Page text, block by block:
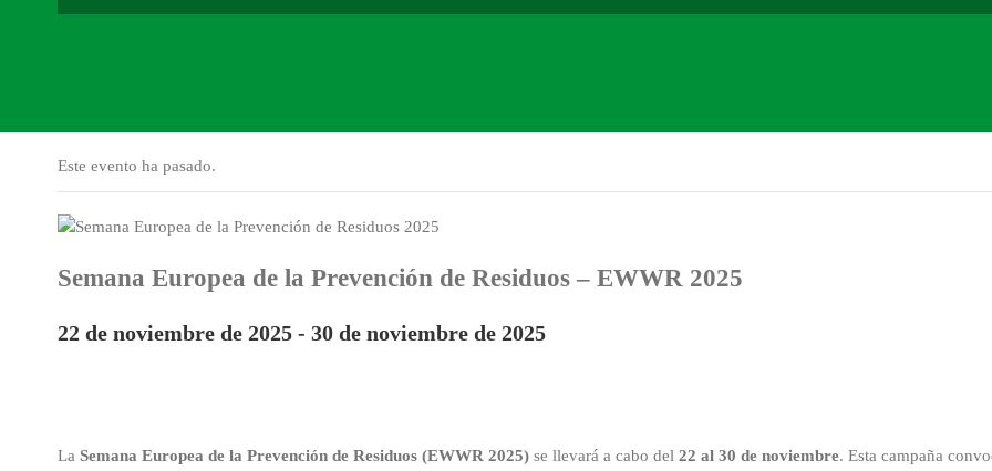
Este evento ha pasado.
Semana Europea de la Prevención de Residuos – EWWR 2025
22 de noviembre de 2025 - 30 de noviembre de 2025
La Semana Europea de la Prevención de Residuos (EWWR 2025) se llevará a cabo del 22 al 30 de noviembre. Esta campaña